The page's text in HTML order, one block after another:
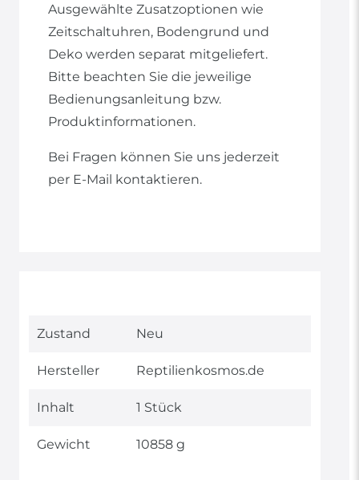
Ausgewählte Zusatzoptionen wie
Zeitschaltuhren, Bodengrund und
Deko werden separat mitgeliefert.
Bitte beachten Sie die jeweilige
Bedienungsanleitung bzw.
Produktinformationen.
Bei Fragen können Sie uns jederzeit
per E-Mail kontaktieren.
Technisches
Wert
Zustand Neu
Hersteller Reptilienkosmos.de
Inhalt 1 Stück
Gewicht 10858 g